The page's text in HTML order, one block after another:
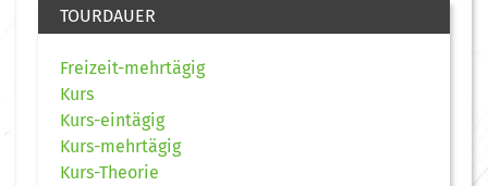
TOURDAUER
Freizeit-mehrtägig
Kurs
Kurs-eintägig
Kurs-mehrtägig
Kurs-Theorie